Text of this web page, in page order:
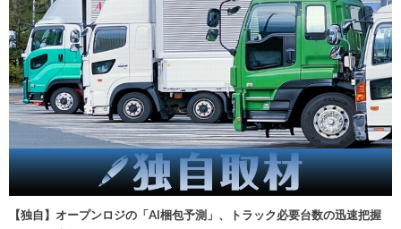
【独自】オープンロジの「AI梱包予測」、トラック必要台数の迅速把握